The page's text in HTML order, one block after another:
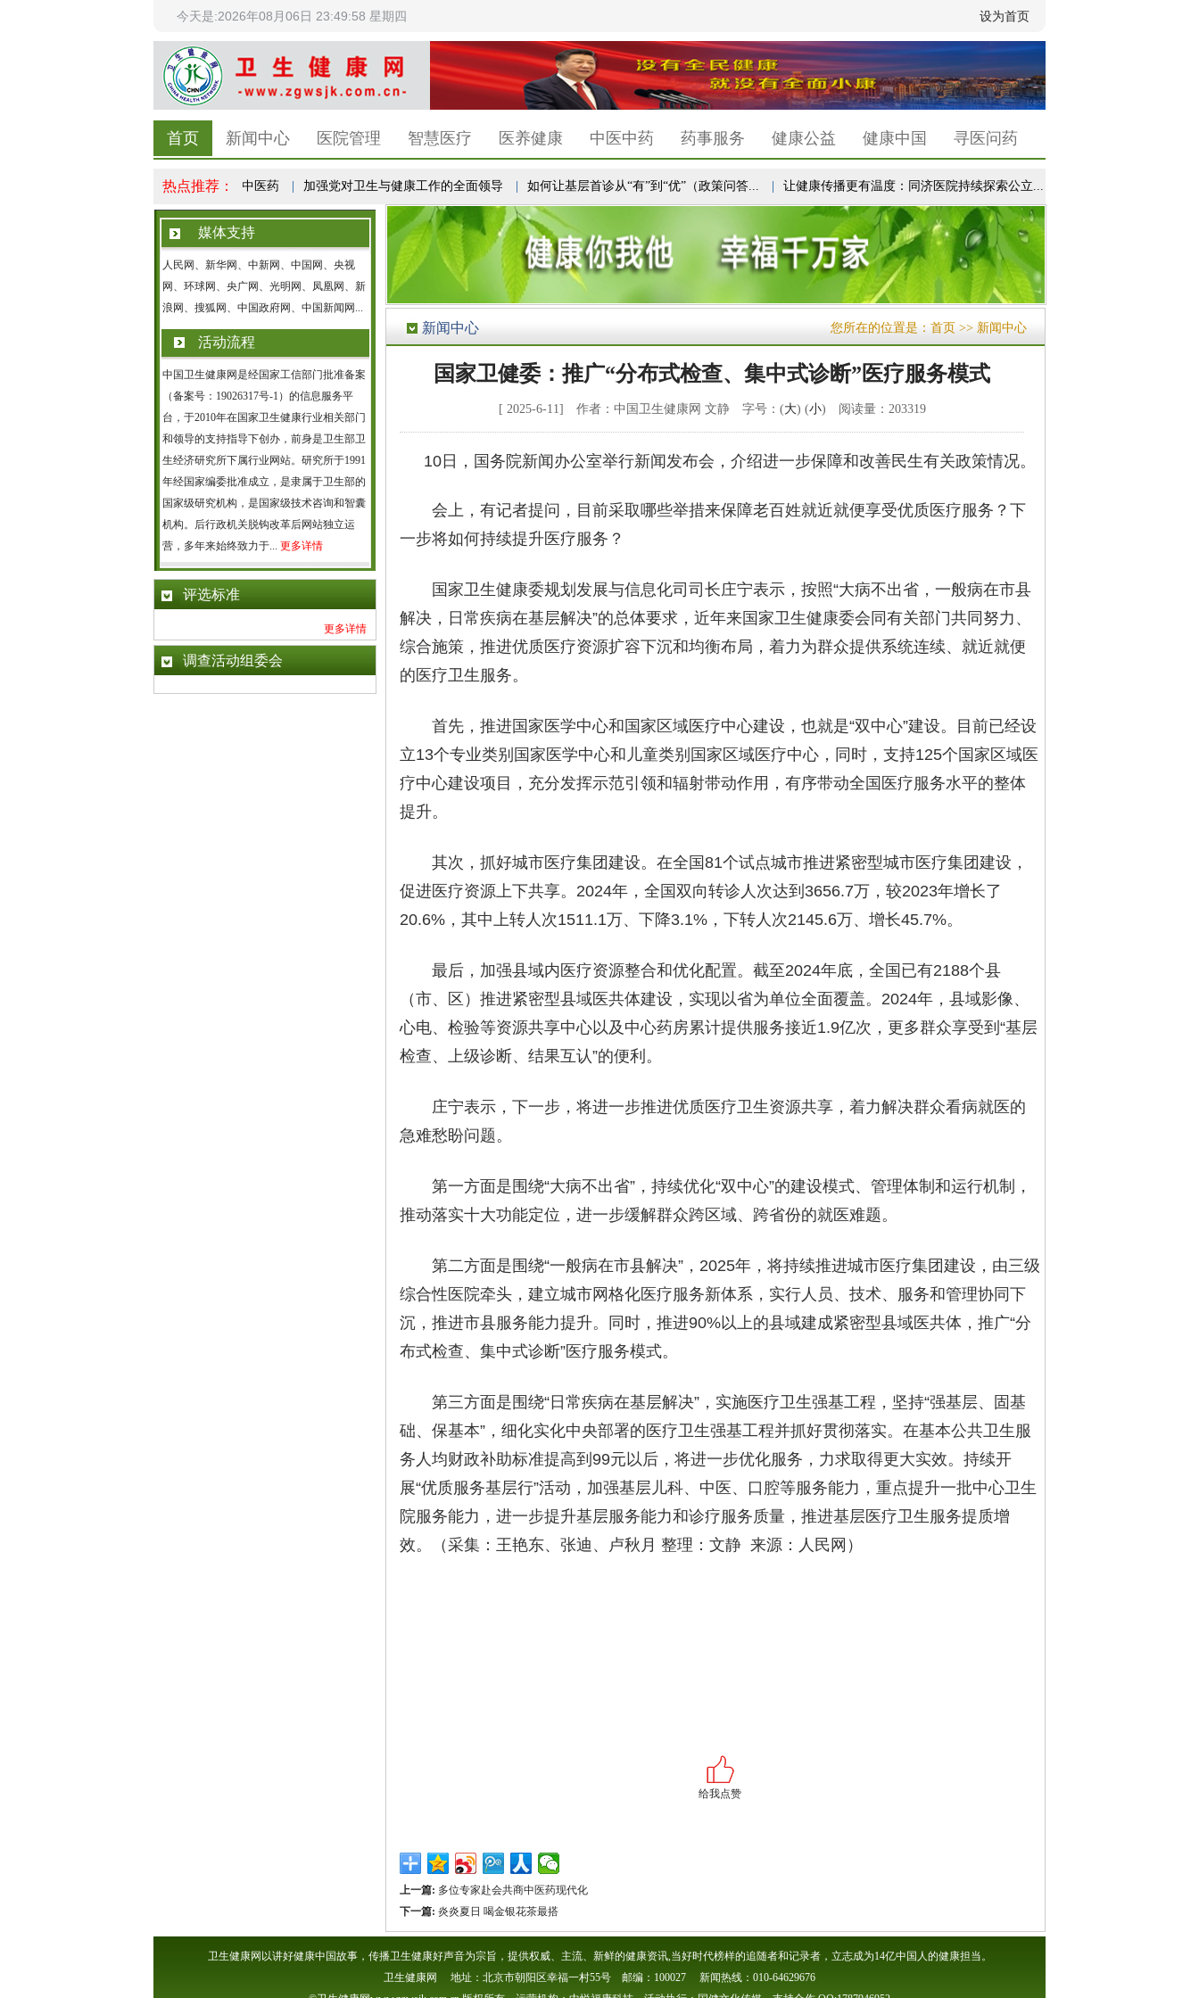
今天是:2026年08月06日 23:49:59 星期四 设为首页
首页 新闻中心 医院管理 智慧医疗 医养健康 中医中药 药事服务 健康公益 健康中国 寻医问药
热点推荐：
以高质量发展为主线振兴发展中医药 | 加强党对卫生与健康工作的全面领导 | 如何让基层首诊从“有”到“优”（政策问答... | 让健康传播更有温度：同济医院持续探索公立... |
媒体支持
人民网、新华网、中新网、中国网、央视
网、环球网、央广网、光明网、凤凰网、新
浪网、搜狐网、中国政府网、中国新闻网...
活动流程
中国卫生健康网是经国家工信部门批准备案
（备案号：19026317号-1）的信息服务平
台，于2010年在国家卫生健康行业相关部门
和领导的支持指导下创办，前身是卫生部卫
生经济研究所下属行业网站。研究所于1991
年经国家编委批准成立，是隶属于卫生部的
国家级研究机构，是国家级技术咨询和智囊
机构。后行政机关脱钩改革后网站独立运
营，多年来始终致力于... 更多详情
评选标准
更多详情
调查活动组委会
新闻中心 您所在的位置是： 首页 >> 新闻中心
国家卫健委：推广“分布式检查、集中式诊断”医疗服务模式
[ 2025-6-11] 作者：中国卫生健康网 文静 字号：(大) (小) 阅读量：203319
10日，国务院新闻办公室举行新闻发布会，介绍进一步保障和改善民生有关政策情况。
会上，有记者提问，目前采取哪些举措来保障老百姓就近就便享受优质医疗服务？下
一步将如何持续提升医疗服务？
国家卫生健康委规划发展与信息化司司长庄宁表示，按照“大病不出省，一般病在市县
解决，日常疾病在基层解决”的总体要求，近年来国家卫生健康委会同有关部门共同努力、
综合施策，推进优质医疗资源扩容下沉和均衡布局，着力为群众提供系统连续、就近就便
的医疗卫生服务。
首先，推进国家医学中心和国家区域医疗中心建设，也就是“双中心”建设。目前已经设
立13个专业类别国家医学中心和儿童类别国家区域医疗中心，同时，支持125个国家区域医
疗中心建设项目，充分发挥示范引领和辐射带动作用，有序带动全国医疗服务水平的整体
提升。
其次，抓好城市医疗集团建设。在全国81个试点城市推进紧密型城市医疗集团建设，
促进医疗资源上下共享。2024年，全国双向转诊人次达到3656.7万，较2023年增长了
20.6%，其中上转人次1511.1万、下降3.1%，下转人次2145.6万、增长45.7%。
最后，加强县域内医疗资源整合和优化配置。截至2024年底，全国已有2188个县
（市、区）推进紧密型县域医共体建设，实现以省为单位全面覆盖。2024年，县域影像、
心电、检验等资源共享中心以及中心药房累计提供服务接近1.9亿次，更多群众享受到“基层
检查、上级诊断、结果互认”的便利。
庄宁表示，下一步，将进一步推进优质医疗卫生资源共享，着力解决群众看病就医的
急难愁盼问题。
第一方面是围绕“大病不出省”，持续优化“双中心”的建设模式、管理体制和运行机制，
推动落实十大功能定位，进一步缓解群众跨区域、跨省份的就医难题。
第二方面是围绕“一般病在市县解决”，2025年，将持续推进城市医疗集团建设，由三级
综合性医院牵头，建立城市网格化医疗服务新体系，实行人员、技术、服务和管理协同下
沉，推进市县服务能力提升。同时，推进90%以上的县域建成紧密型县域医共体，推广“分
布式检查、集中式诊断”医疗服务模式。
第三方面是围绕“日常疾病在基层解决”，实施医疗卫生强基工程，坚持“强基层、固基
础、保基本”，细化实化中央部署的医疗卫生强基工程并抓好贯彻落实。在基本公共卫生服
务人均财政补助标准提高到99元以后，将进一步优化服务，力求取得更大实效。持续开
展“优质服务基层行”活动，加强基层儿科、中医、口腔等服务能力，重点提升一批中心卫生
院服务能力，进一步提升基层服务能力和诊疗服务质量，推进基层医疗卫生服务提质增
效。（采集：王艳东、张迪、卢秋月 整理：文静 来源：人民网）
给我点赞
上一篇: 多位专家赴会共商中医药现代化
下一篇: 炎炎夏日 喝金银花茶最搭
卫生健康网以讲好健康中国故事，传播卫生健康好声音为宗旨，提供权威、主流、新鲜的健康资讯,当好时代榜样的追随者和记录者，立志成为14亿中国人的健康担当。
卫生健康网 地址：北京市朝阳区幸福一村55号 邮编：100027 新闻热线：010-64629676